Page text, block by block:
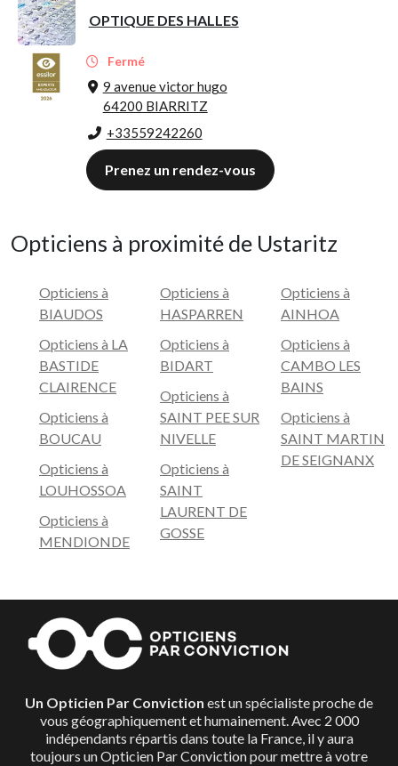
OPTIQUE DES HALLES
Fermé
9 avenue victor hugo
64200 BIARRITZ
+33559242260
Prenez un rendez-vous
Opticiens à proximité de Ustaritz
Opticiens à
BIAUDOS
Opticiens à LA
BASTIDE
CLAIRENCE
Opticiens à
BOUCAU
Opticiens à
LOUHOSSOA
Opticiens à
MENDIONDE
Opticiens à
HASPARREN
Opticiens à
BIDART
Opticiens à
SAINT PEE SUR
NIVELLE
Opticiens à
SAINT
LAURENT DE
GOSSE
Opticiens à
AINHOA
Opticiens à
CAMBO LES
BAINS
Opticiens à
SAINT MARTIN
DE SEIGNANX
Un Opticien Par Conviction est un spécialiste proche de
vous géographiquement et humainement. Avec 2 000
indépendants répartis dans toute la France, il y aura
toujours un Opticien Par Conviction pour mettre à votre